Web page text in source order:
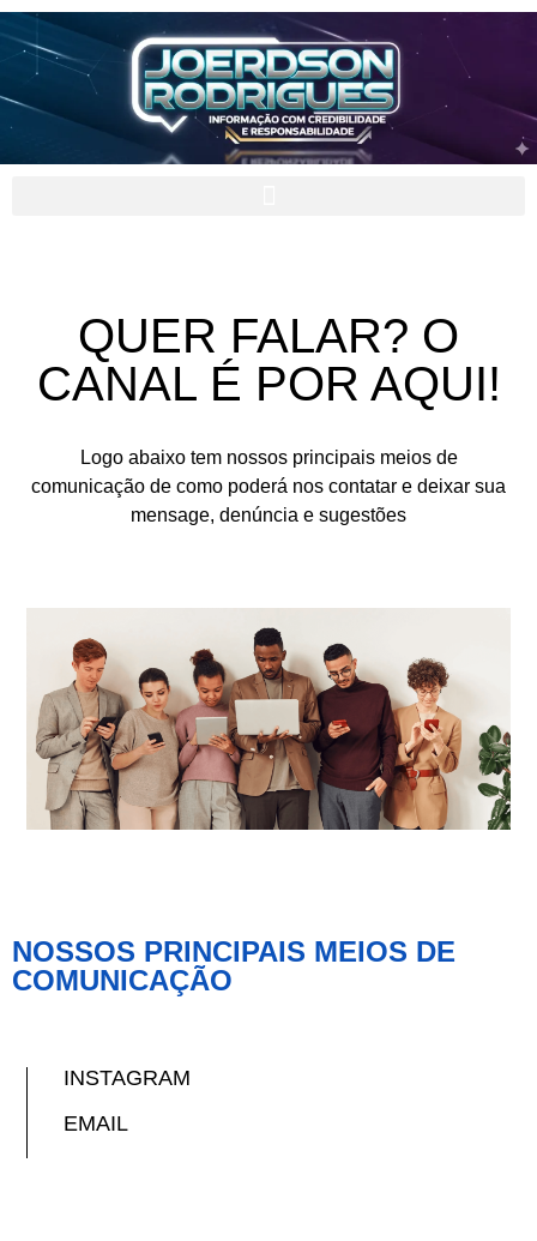
QUER FALAR? O
CANAL É POR AQUI!
Logo abaixo tem nossos principais meios de
comunicação de como poderá nos contatar e deixar sua
mensage, denúncia e sugestões
NOSSOS PRINCIPAIS MEIOS DE
COMUNICAÇÃO
INSTAGRAM
EMAIL